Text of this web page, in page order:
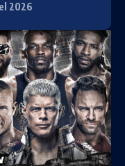
2026